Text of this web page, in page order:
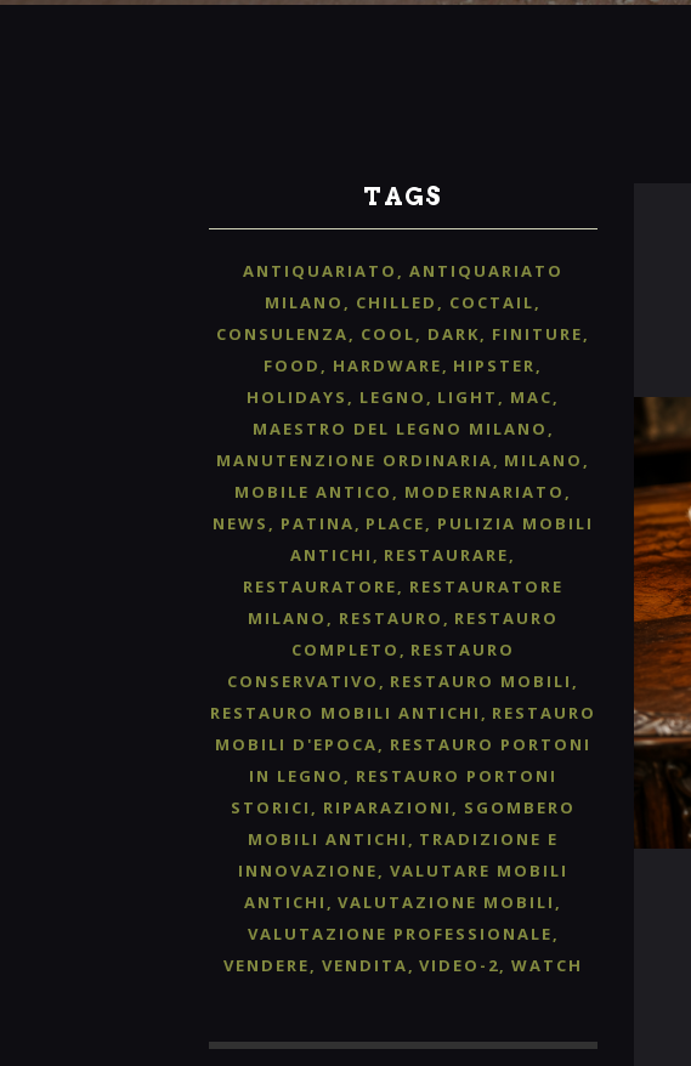
TAGS
ANTIQUARIATO
ANTIQUARIATO
MILANO
CHILLED
COCTAIL
CONSULENZA
COOL DARK
FINITURE
FOOD
HARDWARE
HIPSTER
HOLIDAYS
LEGNO LIGHT
MAC
MAESTRO DEL LEGNO MILANO
MANUTENZIONE ORDINARIA
MILANO
MOBILE ANTICO
MODERNARIATO
NEWS
PATINA PLACE
PULIZIA MOBILI
ANTICHI
RESTAURARE
RESTAURATORE
RESTAURATORE
MILANO
RESTAURO
RESTAURO
COMPLETO
RESTAURO
CONSERVATIVO
RESTAURO MOBILI
RESTAURO MOBILI ANTICHI
RESTAURO
MOBILI D'EPOCA
RESTAURO PORTONI
IN LEGNO
RESTAURO PORTONI
STORICI
RIPARAZIONI
SGOMBERO
MOBILI ANTICHI
TRADIZIONE E
INNOVAZIONE
VALUTARE MOBILI
ANTICHI
VALUTAZIONE MOBILI
VALUTAZIONE PROFESSIONALE
VENDERE
VENDITA VIDEO-2 WATCH